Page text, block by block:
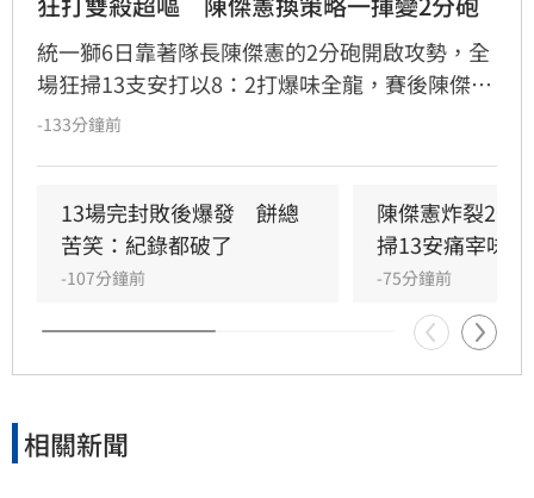
統一獅6日靠著隊長陳傑憲的2分砲開啟攻勢，全
場狂掃13支安打以8：2打爆味全龍，賽後陳傑憲
透露因為上週末自己擊出太多雙殺，當時上場只
-133分鐘前
13場完封敗後爆發　餅總
苦笑：紀錄都破了
-107分鐘前
陳傑憲炸裂2分
掃13安痛宰味全
-75分鐘前
相關新聞